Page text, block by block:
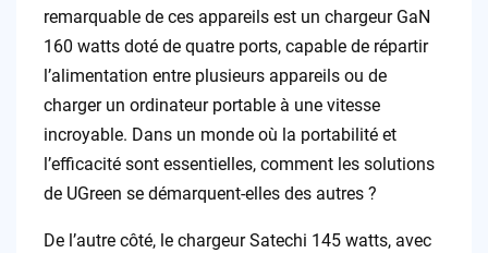
remarquable de ces appareils est un chargeur GaN
160 watts doté de quatre ports, capable de répartir
l’alimentation entre plusieurs appareils ou de
charger un ordinateur portable à une vitesse
incroyable. Dans un monde où la portabilité et
l’efficacité sont essentielles, comment les solutions
de UGreen se démarquent-elles des autres ?
De l’autre côté, le chargeur Satechi 145 watts, avec